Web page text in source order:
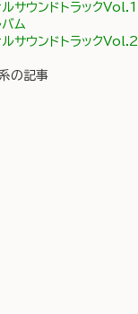
サウンドトラックVol.1
ム
サウンドトラックVol.2
の記事